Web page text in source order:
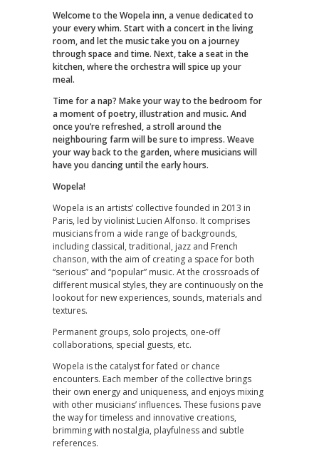
Welcome to the Wopela inn, a venue dedicated to
your every whim. Start with a concert in the living
room, and let the music take you on a journey
through space and time. Next, take a seat in the
kitchen, where the orchestra will spice up your
meal.
Time for a nap? Make your way to the bedroom for
a moment of poetry, illustration and music. And
once you’re refreshed, a stroll around the
neighbouring farm will be sure to impress. Weave
your way back to the garden, where musicians will
have you dancing until the early hours.
Wopela!
Wopela is an artists’ collective founded in 2013 in
Paris, led by violinist Lucien Alfonso. It comprises
musicians from a wide range of backgrounds,
including classical, traditional, jazz and French
chanson, with the aim of creating a space for both
“serious” and “popular” music. At the crossroads of
different musical styles, they are continuously on the
lookout for new experiences, sounds, materials and
textures.
Permanent groups, solo projects, one-off
collaborations, special guests, etc.
Wopela is the catalyst for fated or chance
encounters. Each member of the collective brings
their own energy and uniqueness, and enjoys mixing
with other musicians’ influences. These fusions pave
the way for timeless and innovative creations,
brimming with nostalgia, playfulness and subtle
references.